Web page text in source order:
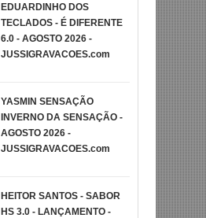
EDUARDINHO DOS
TECLADOS - É DIFERENTE
6.0 - AGOSTO 2026 -
JUSSIGRAVACOES.com
YASMIN SENSAÇÃO
INVERNO DA SENSAÇÃO -
AGOSTO 2026 -
JUSSIGRAVACOES.com
HEITOR SANTOS - SABOR
HS 3.0 - LANÇAMENTO -